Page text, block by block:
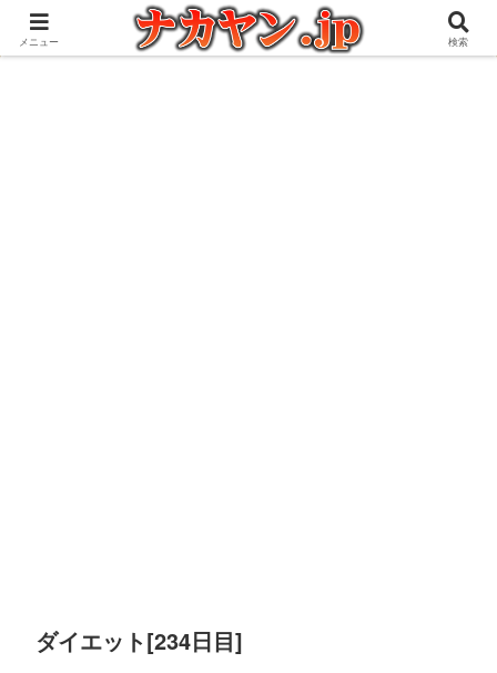
アウトドアとガジェット好きな管理人の愉快な日々を綴るブログ
ダイエット[234日目]
メニュー 検索